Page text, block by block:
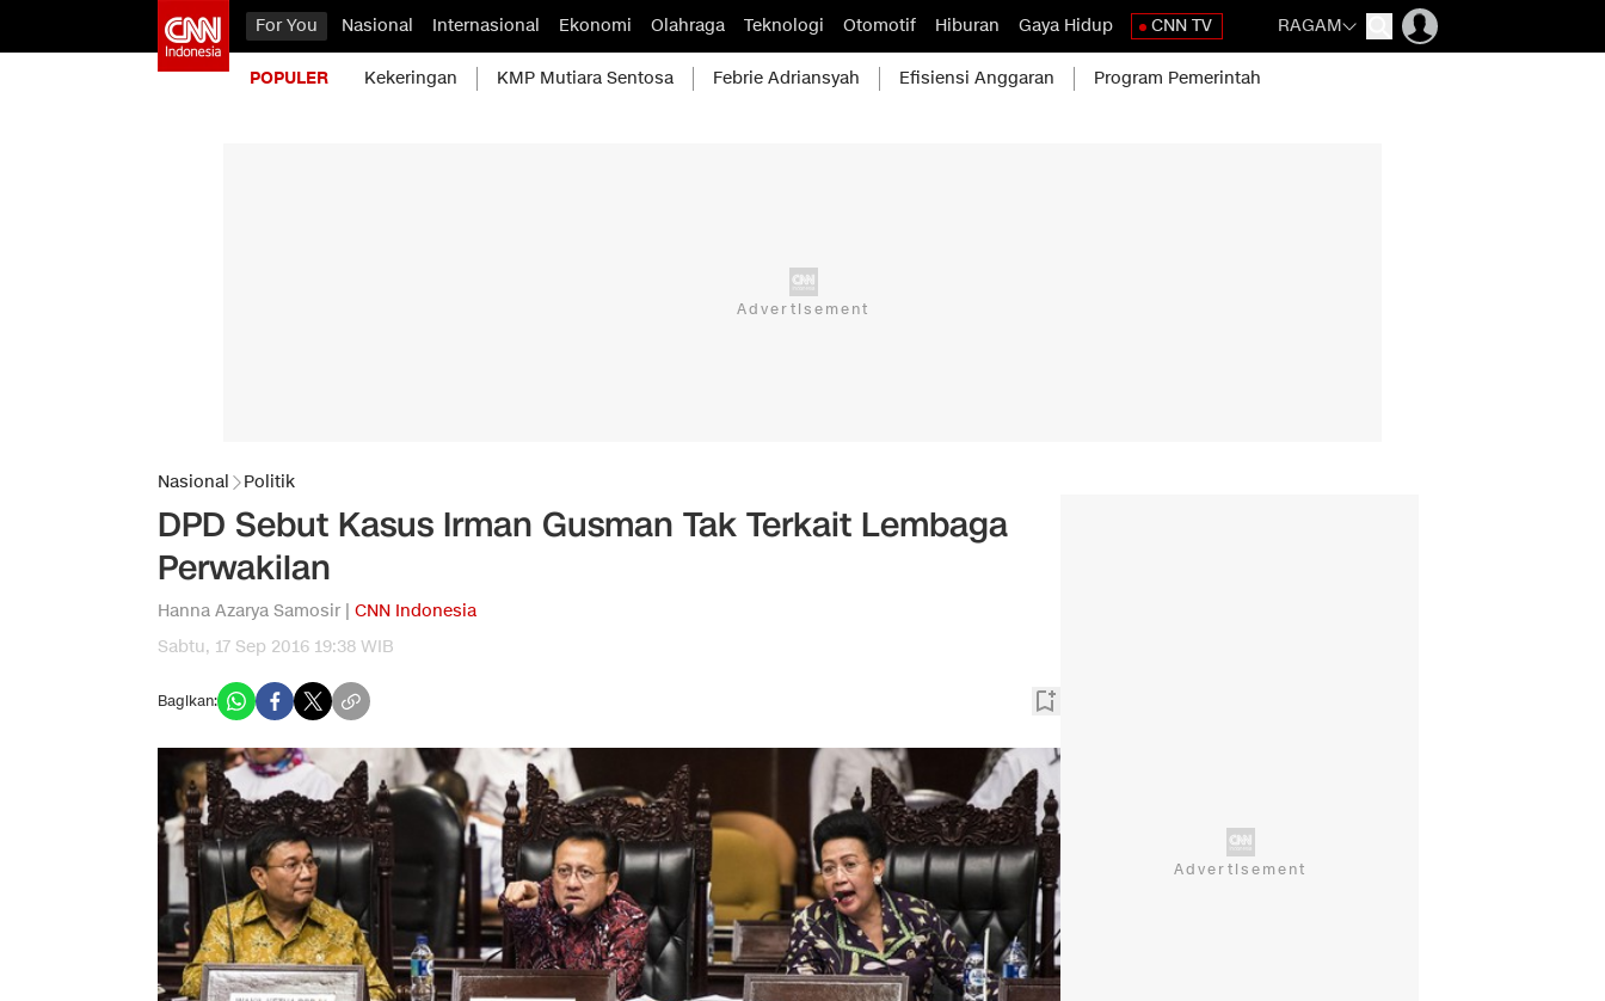
For You Nasional Internasional Ekonomi Olahraga Teknologi Otomotif Hiburan Gaya Hidup CNN TV RAGAM
POPULER Kekeringan KMP Mutiara Sentosa Febrie Adriansyah Efisiensi Anggaran Program Pemerintah
Nasional Politik
DPD Sebut Kasus Irman Gusman Tak Terkait Lembaga
Perwakilan
Hanna Azarya Samosir | CNN Indonesia
Sabtu, 17 Sep 2016 19:38 WIB
Bagikan: